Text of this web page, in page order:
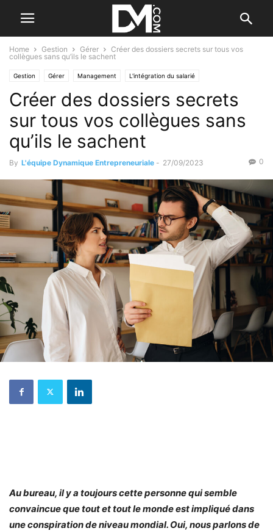
Home Gestion Gérer
Créer des dossiers secrets sur tous vos
collègues sans qu’ils le sachent
Gestion Gérer Management L'intégration du salarié
Créer des dossiers secrets
sur tous vos collègues sans
qu’ils le sachent
By L'équipe Dynamique Entrepreneuriale - 27/09/2023 0
Au bureau, il y a toujours cette personne qui semble
convaincue que tout et tout le monde est impliqué dans
une conspiration de niveau mondial. Oui, nous parlons de